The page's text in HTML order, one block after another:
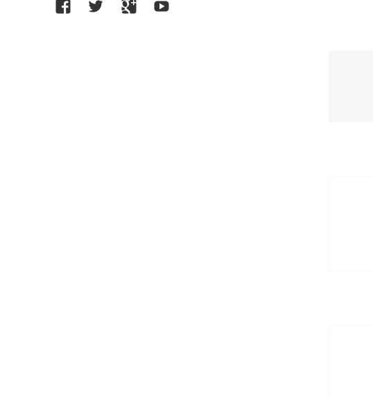
facebooktwitter GoogleYoutube